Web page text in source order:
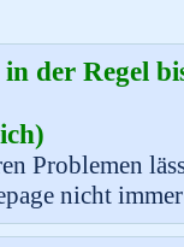
der Regel
Problemen
nicht